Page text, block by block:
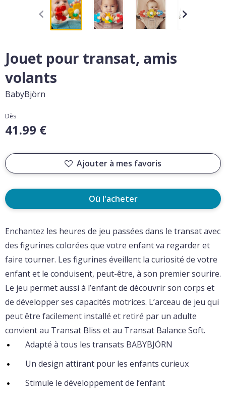
Jouet pour transat, amis
volants
BabyBjörn
Dès
41.99 €
Ajouter à mes favoris
Où l'acheter
Enchantez les heures de jeu passées dans le transat avec
des figurines colorées que votre enfant va regarder et
faire tourner. Les figurines éveillent la curiosité de votre
enfant et le conduisent, peut-être, à son premier sourire.
Le jeu permet aussi à l’enfant de découvrir son corps et
de développer ses capacités motrices. L’arceau de jeu qui
peut être facilement installé et retiré par un adulte
convient au Transat Bliss et au Transat Balance Soft.
Adapté à tous les transats BABYBJÖRN
Un design attirant pour les enfants curieux
Stimule le développement de l’enfant